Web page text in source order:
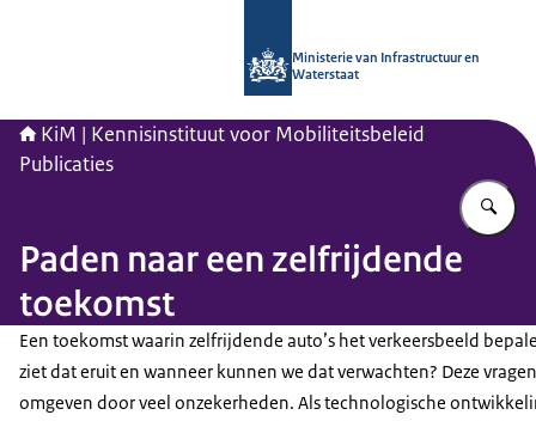
Ministerie van Infrastructuur en
Waterstaat
KiM | Kennisinstituut voor Mobiliteitsbeleid
Publicaties
Paden naar een zelfrijdende
toekomst
Een toekomst waarin zelfrijdende auto’s het verkeersbeeld
ziet dat eruit en wanneer kunnen we dat verwachten? Deze
omgeven door veel onzekerheden. Als technologische